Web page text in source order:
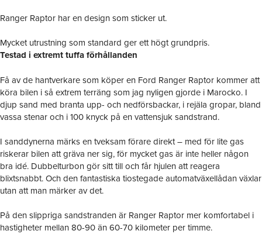
Ranger Raptor har en design som sticker ut.
Mycket utrustning som standard ger ett högt grundpris.
Testad i extremt tuffa förhållanden
Få av de hantverkare som köper en Ford Ranger Raptor kommer att
köra bilen i så extrem terräng som jag nyligen gjorde i Marocko. I
djup sand med branta upp- och nedförsbackar, i rejäla gropar, bland
vassa stenar och i 100 knyck på en vattensjuk sandstrand.
I sanddynerna märks en tveksam förare direkt – med för lite gas
riskerar bilen att gräva ner sig, för mycket gas är inte heller någon
bra idé. Dubbelturbon gör sitt till och får hjulen att reagera
blixtsnabbt. Och den fantastiska tiostegade automatväxellådan växlar
utan att man märker av det.
På den slippriga sandstranden är Ranger Raptor mer komfortabel i
hastigheter mellan 80-90 än 60-70 kilometer per timme.